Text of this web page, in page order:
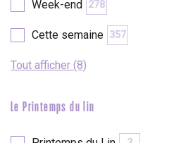
Week-end 278
Cette semaine 357
Tout afficher (8)
Le Printemps du lin